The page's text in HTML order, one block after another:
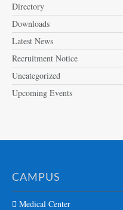
Directory
Downloads
Latest News
Recruitment Notice
Uncategorized
Upcoming Events
CAMPUS
Medical Center